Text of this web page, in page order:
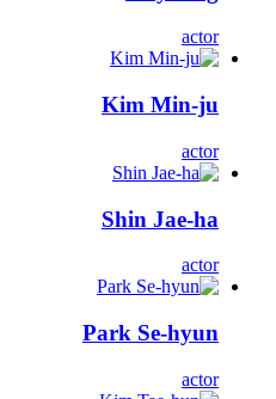
actor
Kim Min-ju
actor
Shin Jae-ha
actor
Park Se-hyun
actor